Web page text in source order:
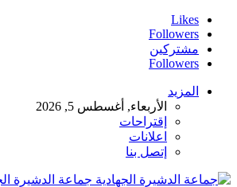
Likes
Followers
مشتركين
Followers
المزيد
الأربعاء, أغسطس 5, 2026
إقتراحات
اعلانات
إتصل بنا
جماعة الدشيرة